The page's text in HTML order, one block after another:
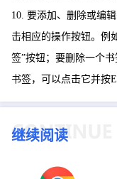
10. 要添加、删除或编
击相应的操作按钮。例
签”按钮；要删除一个
书签，可以点击它并按
继续阅读